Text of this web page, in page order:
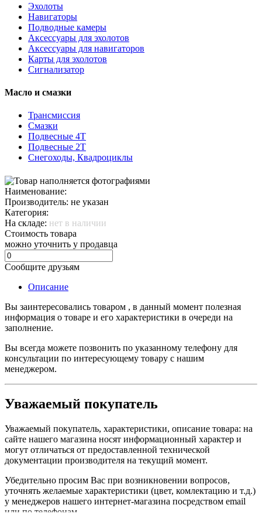
Эхолоты
Навигаторы
Подводные камеры
Аксессуары для эхолотов
Аксессуары для навигаторов
Карты для эхолотов
Сигнализатор
Масло и смазки
Трансмиссия
Смазки
Подвесные 4Т
Подвесные 2Т
Снегоходы, Квадроциклы
Наименование:
Производитель: не указан
Категория:
На складе: нет в наличии
Стоимость товара
можно уточнить у продавца
Сообщите друзьям
Описание
Вы заинтересовались товаром , в данный момент полезная
информация о товаре и его характеристики в очереди на
заполнение.
Вы всегда можете позвонить по указанному телефону для
консультации по интересующему товару с нашим
менеджером.
Уважаемый покупатель
Уважаемый покупатель, характеристики, описание товара: на
сайте нашего магазина носят информационный характер и
могут отличаться от предоставленной технической
документации производителя на текущий момент.
Убедительно просим Вас при возникновении вопросов,
уточнять желаемые характеристики (цвет, комлектацию и т.д.)
у менеджеров нашего интернет-магазина посредством email
или по телефонам.